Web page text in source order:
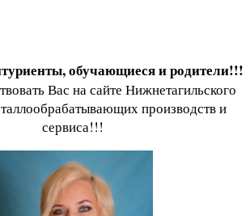
обучающиеся и родители!!!
Вас на сайте Нижнетагильского
производств и
сервиса!!!